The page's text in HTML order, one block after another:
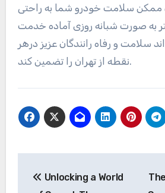
ممکن سلامت خودرو شما به راحتی
به صورت شبانه روزی آماده خدمت
سلامت و رفاه رانندگان عزیز درهر
نقطه از تهران را تضمین کند.
navigation
Unlocking a World